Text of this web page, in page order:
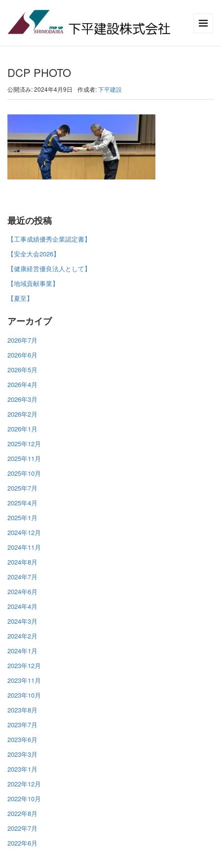
DCP PHOTO
公開済み: 2024年4月9日 作成者:下平建設
最近の投稿
【工事成績優秀企業認定書】
【安全大会2026】
【健康経営優良法人として】
【地域貢献事業】
【夏至】
アーカイブ
2026年7月
2026年6月
2026年5月
2026年4月
2026年3月
2026年2月
2026年1月
2025年12月
2025年11月
2025年10月
2025年7月
2025年4月
2025年1月
2024年12月
2024年11月
2024年8月
2024年7月
2024年6月
2024年4月
2024年3月
2024年2月
2024年1月
2023年12月
2023年11月
2023年10月
2023年8月
2023年7月
2023年6月
2023年3月
2023年1月
2022年12月
2022年10月
2022年8月
2022年7月
2022年6月